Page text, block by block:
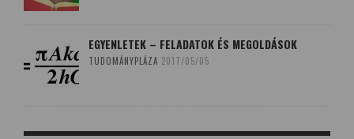
EGYENLETEK – FELADATOK ÉS MEGOLDÁSOK
TUDOMÁNYPLÁZA 2017/05/05